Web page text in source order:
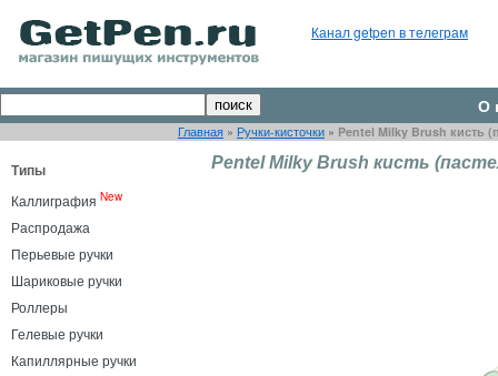
Канал getpen в телеграм
О
Главная » Ручки-кисточки » Pentel Milky Brush кисть
Типы
Каллиграфия New
Распродажа
Перьевые ручки
Шариковые ручки
Роллеры
Гелевые ручки
Капиллярные ручки
Pentel Milky Brush кисть